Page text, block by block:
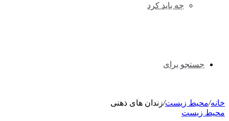
چه باید کرد
جستجو برای
/محیط زیست/زندان های ذهنی
زیست